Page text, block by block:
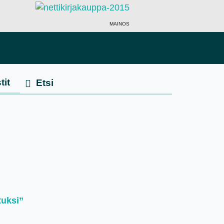
MAINOS